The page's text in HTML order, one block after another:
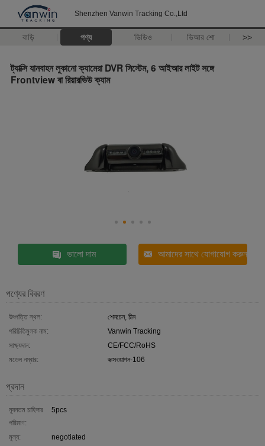
Shenzhen Vanwin Tracking Co.,Ltd
বাড়ি পণ্য ভিডিও ভিআর শো >>
ট্যাক্সি যানবাহন লুকানো ক্যামেরা DVR সিস্টেম, 6 আইআর লাইট সঙ্গে
Frontview বা রিয়ারভিউ ক্যাম
ভালো দাম আমাদের সাথে যোগাযোগ করুন
পণ্যের বিবরণ
উৎপত্তি স্থল:
শেনচেন, চীন
পরিচিতিমুলক নাম:
Vanwin Tracking
সাক্ষ্যদান:
CE/FCC/RoHS
মডেল নম্বার:
ভক্সওয়াগন-106
প্রদান
ন্যূনতম চাহিদার
পরিমাণ:
5pcs
মূল্য:
negotiated